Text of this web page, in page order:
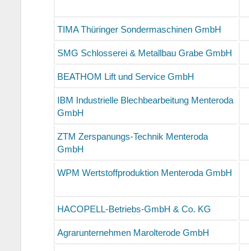
TIMA Thüringer Sondermaschinen GmbH
SMG Schlosserei & Metallbau Grabe GmbH
BEATHOM Lift und Service GmbH
IBM Industrielle Blechbearbeitung Menteroda
GmbH
ZTM Zerspanungs-Technik Menteroda
GmbH
WPM Wertstoffproduktion Menteroda GmbH
HACOPELL-Betriebs-GmbH & Co. KG
Agrarunternehmen Marolterode GmbH